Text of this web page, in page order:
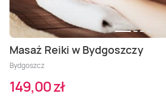
Masaż Reiki w Bydgoszczy
Bydgoszcz
149,00 zł